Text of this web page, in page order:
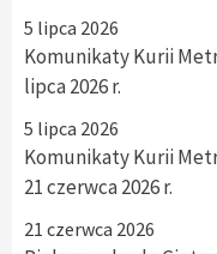
5 lipca 2026
Komunikaty Kurii
lipca 2026 r.
5 lipca 2026
Komunikaty Kurii
21 czerwca 2026 r.
21 czerwca 2026